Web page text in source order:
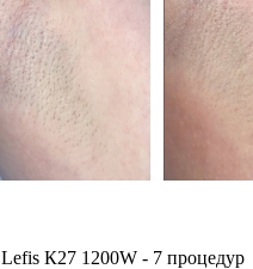
Lefis К27 1200W - 7 процедур